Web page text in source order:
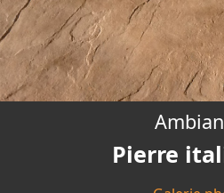
Pierre